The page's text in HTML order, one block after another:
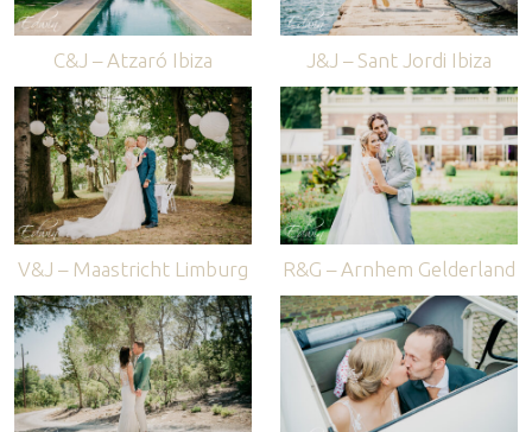
C&J – Atzaró Ibiza J&J – Sant Jordi Ibiza
V&J – Maastricht Limburg R&G – Arnhem Gelderland